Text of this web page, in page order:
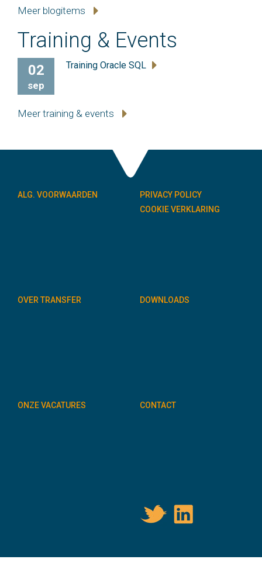
Meer blogitems
Training & Events
02
sep
Training Oracle SQL
Meer training & events
ALG. VOORWAARDEN
PRIVACY POLICY
COOKIE VERKLARING
OVER TRANSFER DOWNLOADS
ONZE VACATURES CONTACT